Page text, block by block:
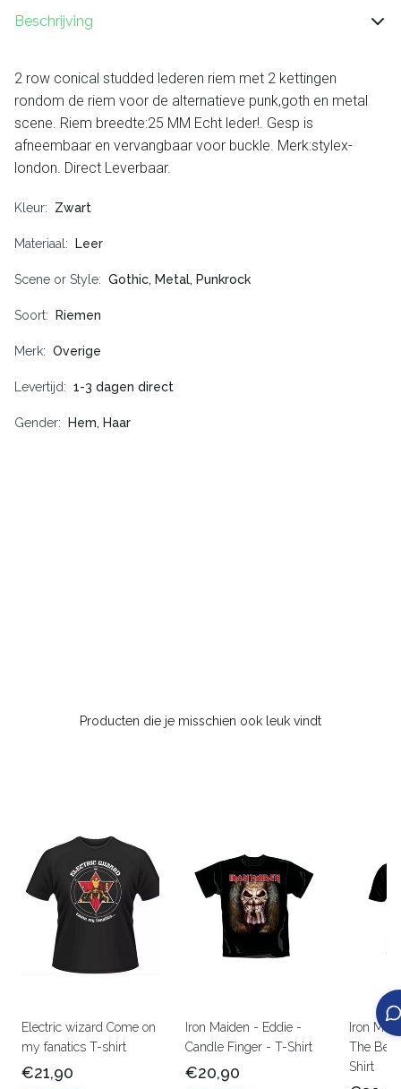
Beschrijving
2 row conical studded lederen riem met 2 kettingen
rondom de riem voor de alternatieve punk,goth en metal
scene. Riem breedte:25 MM Echt leder!. Gesp is
afneembaar en vervangbaar voor buckle. Merk:stylex-
london. Direct Leverbaar.
Kleur Zwart
Materiaal Leer
Scene or Style Gothic, Metal, Punkrock
Soort Riemen
Merk Overige
Levertijd 1-3 dagen direct
Gender Hem, Haar
Producten die je misschien ook leuk vindt
Electric wizard Come on
my fanatics T-shirt
€21,90
Iron Maiden - Eddie -
Candle Finger - T-Shirt
€20,90
Iron
The
Shirt